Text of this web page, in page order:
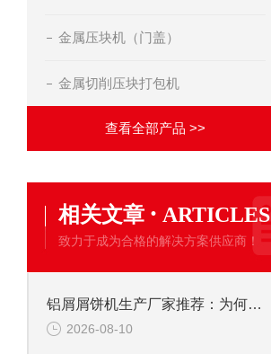
金属压块机（门盖）
金属切削压块打包机
查看全部产品 >>
相关文章 · ARTICLES
致力于成为合格的解决方案供应商！
铝屑屑饼机生产厂家推荐：为何全球众多铝企最终选择了恩派特？
2026-08-10